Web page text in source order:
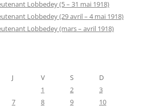
Lobbedey (5 – 31 mai 1918)
Lobbedey (29 avril – 4 mai 1918)
Lobbedey (mars – avril 1918)
J V S
D
1
2
3
7 8 9
10